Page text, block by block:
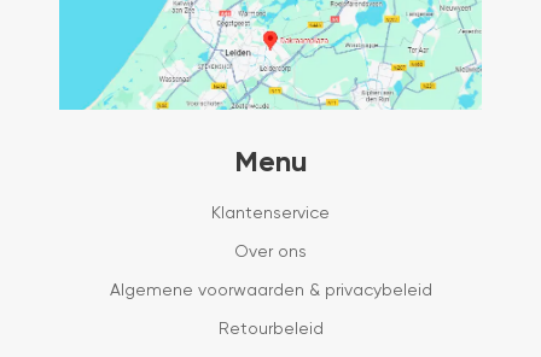
Menu
Klantenservice
Over ons
Algemene voorwaarden & privacybeleid
Retourbeleid